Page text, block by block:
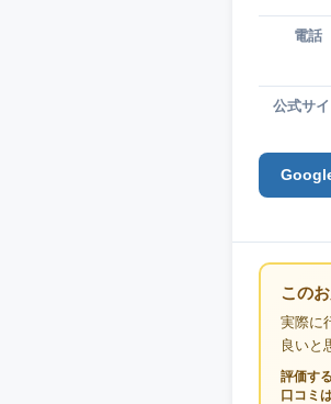
電話
公式サイ
この
実際に
良いと
評価す
口コミ